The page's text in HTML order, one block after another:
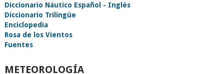
Diccionario Náutico Español - Inglés
Diccionario Trilingüe
Enciclopedia
Rosa de los Vientos
Fuentes
METEOROLOGÍA